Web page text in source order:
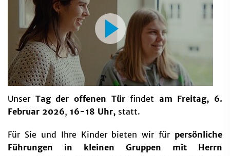
Unser Tag der offenen Türfindet am Freitag, 6.
Februar 2026, 16-18 Uhr, statt.
Für Sie und Ihre Kinder bieten wir für persönliche
Führungen in kleinen Gruppen mit Herrn